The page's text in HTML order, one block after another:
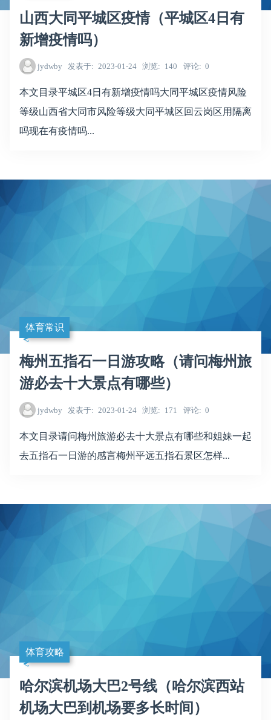
山西大同平城区疫情（平城区4日有
新增疫情吗）
jydwby 发表于 2023-01-24 浏览 140 评论 0
本文目录平城区4日有新增疫情吗大同平城区疫情风险
等级山西省大同市风险等级大同平城区回云岗区用隔离
吗现在有疫情吗...
体育常识
梅州五指石一日游攻略（请问梅州旅
游必去十大景点有哪些）
jydwby 发表于 2023-01-24 浏览 171 评论 0
本文目录请问梅州旅游必去十大景点有哪些和姐妹一起
去五指石一日游的感言梅州平远五指石景区怎样...
体育攻略
哈尔滨机场大巴2号线（哈尔滨西站
机场大巴到机场要多长时间）